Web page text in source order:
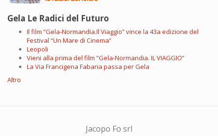
Gela Le Radici del Futuro
Il film “Gela-Normandia.Il Viaggio” vince la 43a edizione del
Festival “Un Mare di Cinema”
Leopoli
Vieni alla prima del film “Gela-Normandia. IL VIAGGIO”
La Via Francigena Fabaria passa per Gela
Altro
Jacopo Fo srl